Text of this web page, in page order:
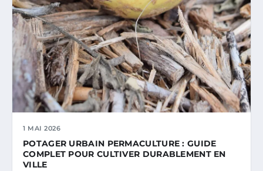
1 MAI 2026
POTAGER URBAIN PERMACULTURE : GUIDE
COMPLET POUR CULTIVER DURABLEMENT EN
VILLE